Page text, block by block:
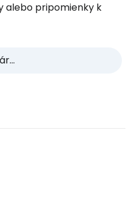
alebo pripomienky k